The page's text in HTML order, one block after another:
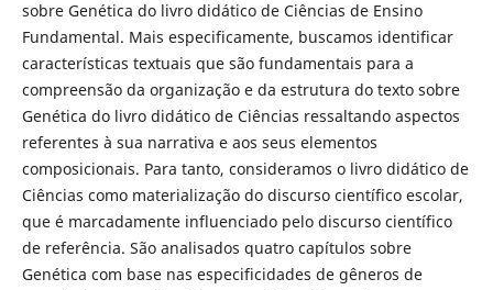
sobre Genética do livro didático de Ciências de Ensino
Fundamental. Mais especificamente, buscamos identificar
características textuais que são fundamentais para a
compreensão da organização e da estrutura do texto sobre
Genética do livro didático de Ciências ressaltando aspectos
referentes à sua narrativa e aos seus elementos
composicionais. Para tanto, consideramos o livro didático de
Ciências como materialização do discurso científico escolar,
que é marcadamente influenciado pelo discurso científico
de referência. São analisados quatro capítulos sobre
Genética com base nas especificidades de gêneros de